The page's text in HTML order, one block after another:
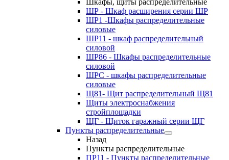
Шкафы, щиты распределительные
ШР - Шкаф расширения серии ШР
ШР1 -Шкафы распределительные
силовые
ШР11 - шкаф распределительный
силовой
ШР86 - Шкафы распределительные
силовой
ШРС - шкафы распределительные
силовые
Щ81- Щит распределительный Щ81
Щиты электроснабжения
стройплощадки
ЩГ - Щиток гаражный серии ЩГ
Пункты распределительные
Назад
Пункты распределительные
ПР11 - Пункты распределительные